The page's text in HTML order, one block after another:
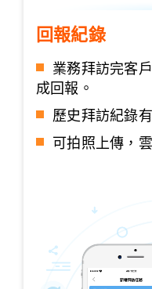
回報紀錄
業務拜訪完客
成回報。
歷史拜訪紀錄
可拍照上傳，